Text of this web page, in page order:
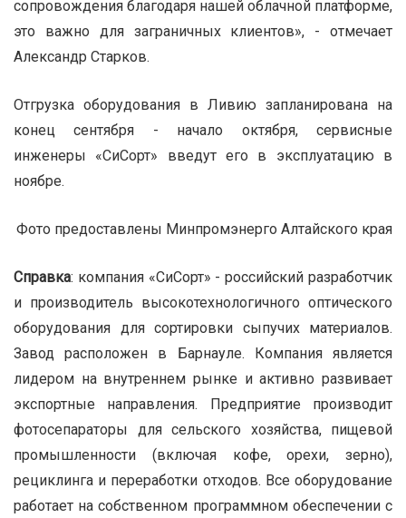
сопровождения благодаря нашей облачной платформе,
это важно для заграничных клиентов», - отмечает
Александр Старков.
Отгрузка оборудования в Ливию запланирована на
конец сентября - начало октября, сервисные
инженеры «СиСорт» введут его в эксплуатацию в
ноябре.
Фото предоставлены Минпромэнерго Алтайского края
Справка: компания «СиСорт» - российский разработчик
и производитель высокотехнологичного оптического
оборудования для сортировки сыпучих материалов.
Завод расположен в Барнауле. Компания является
лидером на внутреннем рынке и активно развивает
экспортные направления. Предприятие производит
фотосепараторы для сельского хозяйства, пищевой
промышленности (включая кофе, орехи, зерно),
рециклинга и переработки отходов. Все оборудование
работает на собственном программном обеспечении с